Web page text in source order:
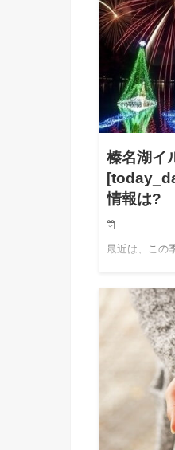
榛名湖イ
情報は?
最近は、この
湖イルミネー
毎年人気の
ミネーショ